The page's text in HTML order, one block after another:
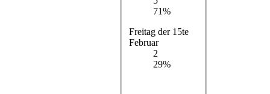
71%
Freitag der 15te
Februar
2
29%